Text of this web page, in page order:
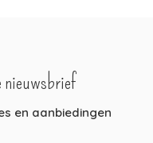
nieuwsbrief
en aanbiedingen